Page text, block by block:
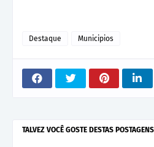
Destaque Municipios
TALVEZ VOCÊ GOSTE DESTAS POSTAGENS